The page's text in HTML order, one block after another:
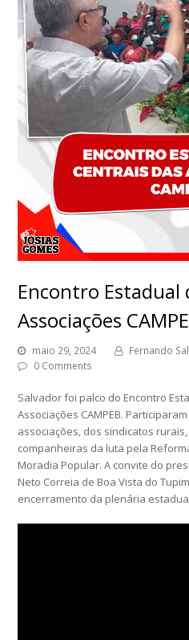
Encontro Estadual
Associações
maio 29, 2024 Fernando
0 Comments
Salvador foi palco do Encontro
Associações CAMPEB.
associações, dos sindicatos
companheiras da luta pela
Moradia Popular. A convite do
Neto Correia de Boa Vista do
encerramento da plenária